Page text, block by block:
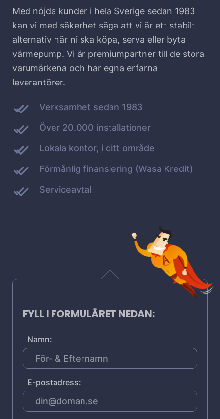
Med nöjda kunder i hela Sverige sedan 1983
kan vi med säkerhet säga att vi är ett stabilt
alternativ när ni ska köpa, serva eller byta
värmepump. Vi är premiumpartner till de stora
varumärkena och har egna erfarna
leverantörer.
Verksamhet sedan 1983
Över 20.000 installationer
Lokala kontor, i ditt område
Förmånlig finansiering (Wasa Kredit)
Serviceavtal
FYLL I FORMULÄRET NEDAN:
Namn:
E-postadress: